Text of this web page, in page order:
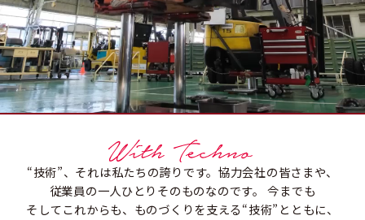
“技術”、それは私たちの誇りです。協力会社の皆さまや、
従業員の一人ひとりそのものなのです。
今までも
そしてこれからも、ものづくりを支える“技術”とともに、